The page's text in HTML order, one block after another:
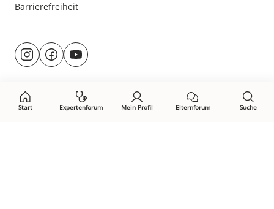
Start Expertenforum Mein Profil Elternforum Suche
Barrierefreiheit
Besuche
uns@rund.ums.baby
facebook.com/rundumsbaby.de
youtube.com/@rundumsbaby_